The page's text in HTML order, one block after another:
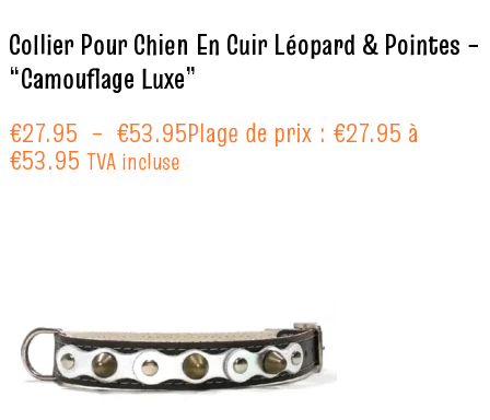
Collier Pour Chien En Cuir Léopard & Pointes –
“Camouflage Luxe”
€27.95 – €53.95Plage de prix : €27.95 à
€53.95 TVA incluse